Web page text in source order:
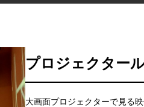
プロジェクター
大画面プロジェクターで見る映